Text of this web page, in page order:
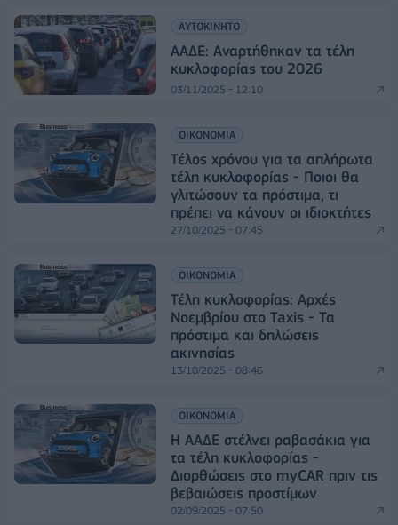
ΑΥΤΟΚΙΝΗΤΟ
ΑΑΔΕ: Αναρτήθηκαν τα τέλη
κυκλοφορίας του 2026
03/11/2025 - 12:10
ΟΙΚΟΝΟΜΙΑ
Τέλος χρόνου για τα απλήρωτα
τέλη κυκλοφορίας - Ποιοι θα
γλιτώσουν τα πρόστιμα, τι
πρέπει να κάνουν οι ιδιοκτήτες
27/10/2025 - 07:45
ΟΙΚΟΝΟΜΙΑ
Τέλη κυκλοφορίας: Αρχές
Νοεμβρίου στο Taxis - Τα
πρόστιμα και δηλώσεις
ακινησίας
13/10/2025 - 08:46
ΟΙΚΟΝΟΜΙΑ
Η ΑΑΔΕ στέλνει ραβασάκια για
τα τέλη κυκλοφορίας -
Διορθώσεις στο myCAR πριν τις
βεβαιώσεις προστίμων
02/09/2025 - 07:50